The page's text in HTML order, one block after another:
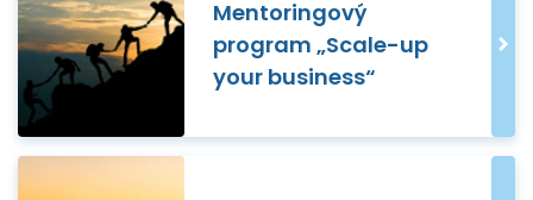
Mentoringový
program „Scale-up
your business“